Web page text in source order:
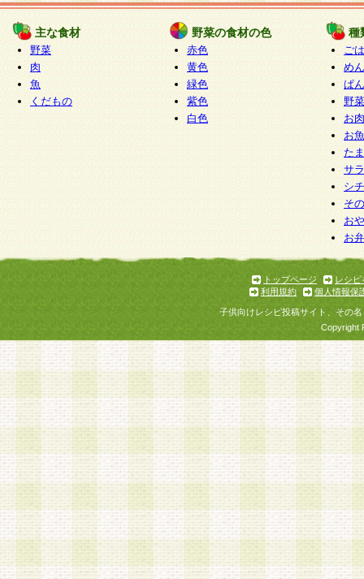
主な食材
野菜
肉
魚
くだもの
野菜の食材の色
赤色
黄色
緑色
紫色
白色
種
ご
めん
ぱん
野
お
お
た
サ
シ
そ
お
お
トップページ
レシピ
利用規約
個人情報保
子供向けレシピ投稿サイト、その
Copyright